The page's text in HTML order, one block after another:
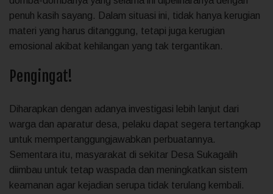
penuh kasih sayang. Dalam situasi ini, tidak hanya kerugian
materi yang harus ditanggung, tetapi juga kerugian
emosional akibat kehilangan yang tak tergantikan.
Pengingat!
Diharapkan dengan adanya investigasi lebih lanjut dari
warga dan aparatur desa, pelaku dapat segera tertangkap
untuk mempertanggungjawabkan perbuatannya.
Sementara itu, masyarakat di sekitar Desa Sukagalih
diimbau untuk tetap waspada dan meningkatkan sistem
keamanan agar kejadian serupa tidak terulang kembali.